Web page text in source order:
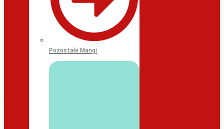
Pozostałe Mangi